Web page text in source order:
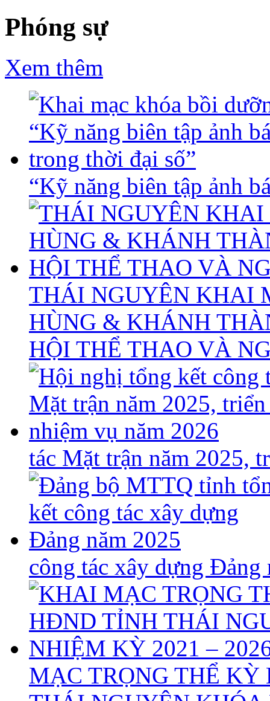
Phóng sự
Xem thêm
“Kỹ năng biên tập ảnh
THÁI NGUYÊN KHAI
HÙNG & KHÁNH
HỘI THỂ THAO VÀ
tác Mặt trận năm 2025,
công tác xây dựng Đảng
MẠC TRỌNG THỂ